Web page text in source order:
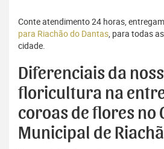
Conte atendimento 24 horas,
para Riachão do Dantas, para todas
cidade.
Diferenciais da
floricultura na
coroas de flores no
Municipal de